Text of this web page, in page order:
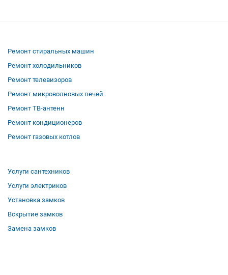
Ремонт стиральных машин
Ремонт холодильников
Ремонт телевизоров
Ремонт микроволновых печей
Ремонт ТВ-антенн
Ремонт кондиционеров
Ремонт газовых котлов
Услуги сантехников
Услуги электриков
Установка замков
Вскрытие замков
Замена замков